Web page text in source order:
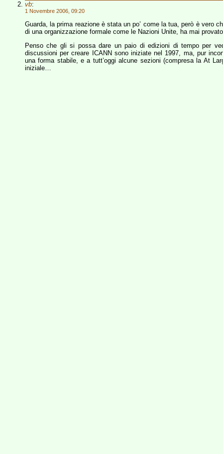
vb:
1 Novembre 2006, 09:20
Guarda, la prima reazione è stata un po’ come la tua, però è vero
di una organizzazione formale come le Nazioni Unite, ha mai
Penso che gli si possa dare un paio di edizioni di tempo per
discussioni per creare ICANN sono iniziate nel 1997, ma, pur
una forma stabile, e a tutt’oggi alcune sezioni (compresa la At
iniziale…